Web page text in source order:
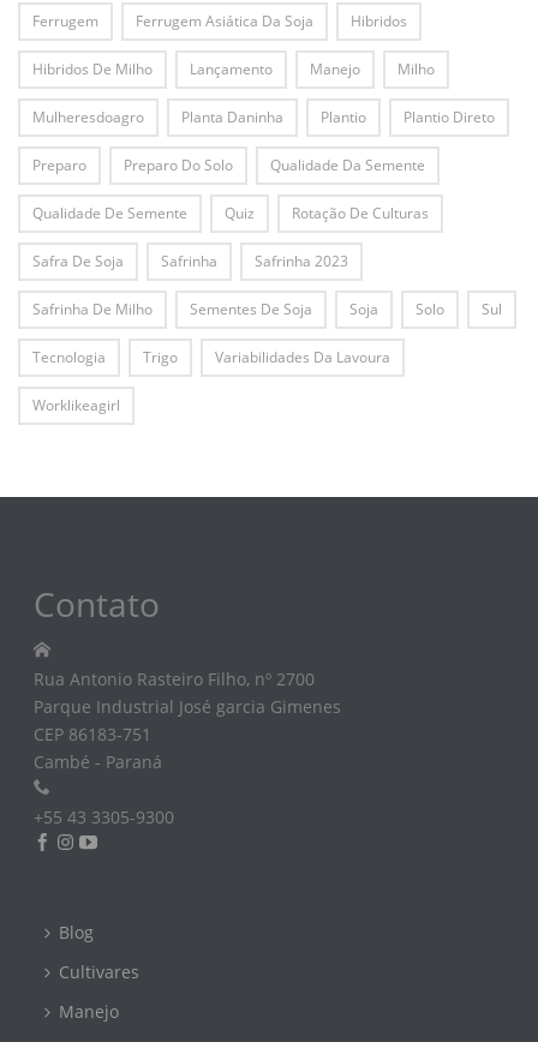
Ferrugem Ferrugem Asiática Da Soja Hibridos
Hibridos De Milho Lançamento Manejo Milho
Mulheresdoagro Planta Daninha Plantio Plantio Direto
Preparo Preparo Do Solo Qualidade Da Semente
Qualidade De Semente Quiz Rotação De Culturas
Safra De Soja Safrinha Safrinha 2023
Safrinha De Milho Sementes De Soja Soja Solo Sul
Tecnologia Trigo Variabilidades Da Lavoura
Worklikeagirl
Contato
Rua Antonio Rasteiro Filho, nº 2700
Parque Industrial José garcia Gimenes
CEP 86183-751
Cambé - Paraná
+55 43 3305-9300
Blog
Cultivares
Manejo